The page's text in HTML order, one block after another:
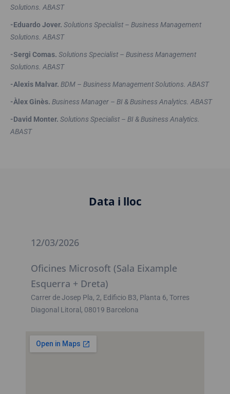
Solutions. ABAST
-Eduardo Jover. Solutions Specialist – Business Management
Solutions. ABAST
-Sergi Comas. Solutions Specialist – Business Management
Solutions. ABAST
-Alexis Malvar. BDM – Business Management Solutions. ABAST
-Àlex Ginès. Business Manager – BI & Business Analytics. ABAST
-David Monter. Solutions Specialist – BI & Business Analytics.
ABAST
Data i lloc
12/03/2026
Oficines Microsoft (Sala Eixample
Esquerra + Dreta)
Carrer de Josep Pla, 2, Edificio B3, Planta 6, Torres
Diagonal Litoral, 08019 Barcelona